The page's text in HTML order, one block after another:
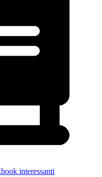
interessanti